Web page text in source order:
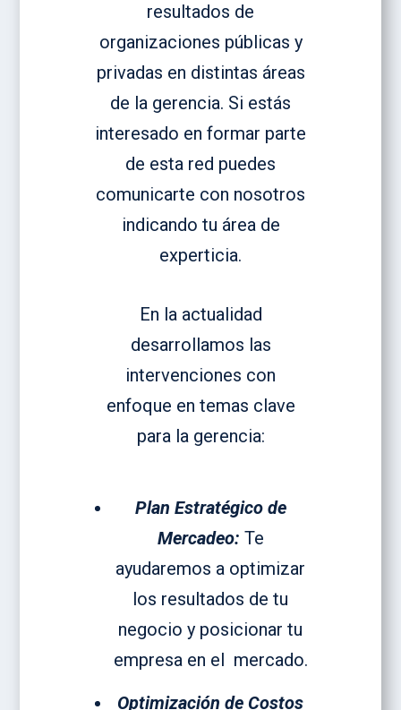
resultados de
organizaciones públicas y
privadas en distintas áreas
de la gerencia. Si estás
interesado en formar parte
de esta red puedes
comunicarte con nosotros
indicando tu área de
experticia.
En la actualidad
desarrollamos las
intervenciones con
enfoque en temas clave
para la gerencia:
Plan Estratégico de
Mercadeo: Te
ayudaremos a optimizar
los resultados de tu
negocio y posicionar tu
empresa en el mercado.
Optimización de Costos